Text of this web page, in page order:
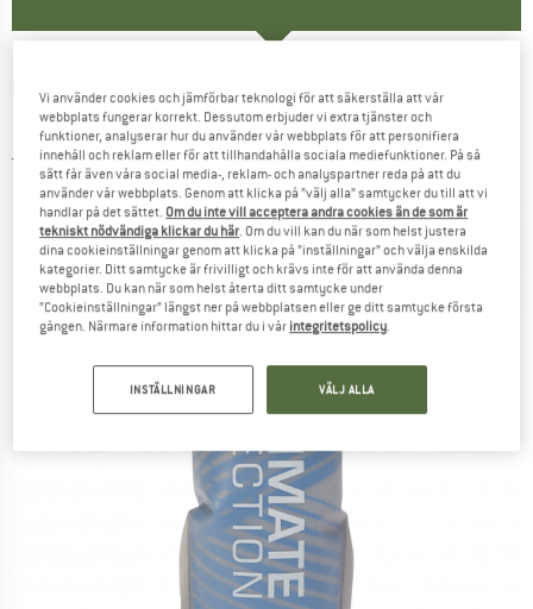
ULTIMATE DIRECTION -Body Bottle 450
Insulated - Isoleringskanna
3,5(2)
Vi använder cookies och jämförbar teknologi för att säkerställa att vår
webbplats fungerar korrekt. Dessutom erbjuder vi extra tjänster och
funktioner, analyserar hur du använder vår webbplats för att personifiera
innehåll och reklam eller för att tillhandahålla sociala mediefunktioner. På så
sätt får även våra social media-, reklam- och analyspartner reda på att du
använder vår webbplats. Genom att klicka på ”välj alla” samtycker du till att vi
handlar på det sättet. Om du inte vill acceptera andra cookies än de som är
tekniskt nödvändiga klickar du här. Om du vill kan du när som helst justera
dina cookieinställningar genom att klicka på ”inställningar” och välja enskilda
kategorier. Ditt samtycke är frivilligt och krävs inte för att använda denna
webbplats. Du kan när som helst återta ditt samtycke under
”Cookieinställningar” längst ner på webbplatsen eller ge ditt samtycke första
gången. Närmare information hittar du i vår integritetspolicy.
INSTÄLLNINGAR VÄLJ ALLA